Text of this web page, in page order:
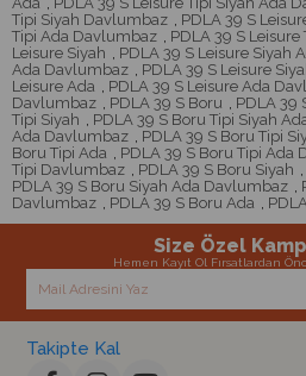
Tipi Siyah Davlumbaz , PDLA 39 S
Tipi Ada Davlumbaz , PDLA 39 S
Leisure Siyah , PDLA 39 S Leisure Siyah
Ada Davlumbaz , PDLA 39 S Leisure
Leisure Ada , PDLA 39 S Leisure Ada
Davlumbaz , PDLA 39 S Boru , PDLA 39
Tipi Siyah , PDLA 39 S Boru Tipi Siyah
Ada Davlumbaz , PDLA 39 S Boru Tipi
Boru Tipi Ada , PDLA 39 S Boru Tipi Ada
Tipi Davlumbaz , PDLA 39 S Boru Siyah ,
PDLA 39 S Boru Siyah Ada Davlumbaz ,
Davlumbaz , PDLA 39 S Boru Ada ,
Size Özel
Hemen Kayıt Ol Fırsatlardan
Takipte Kal